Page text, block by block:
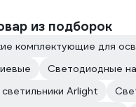
из подборок
комплектующие для
Светодиодные
Arlight